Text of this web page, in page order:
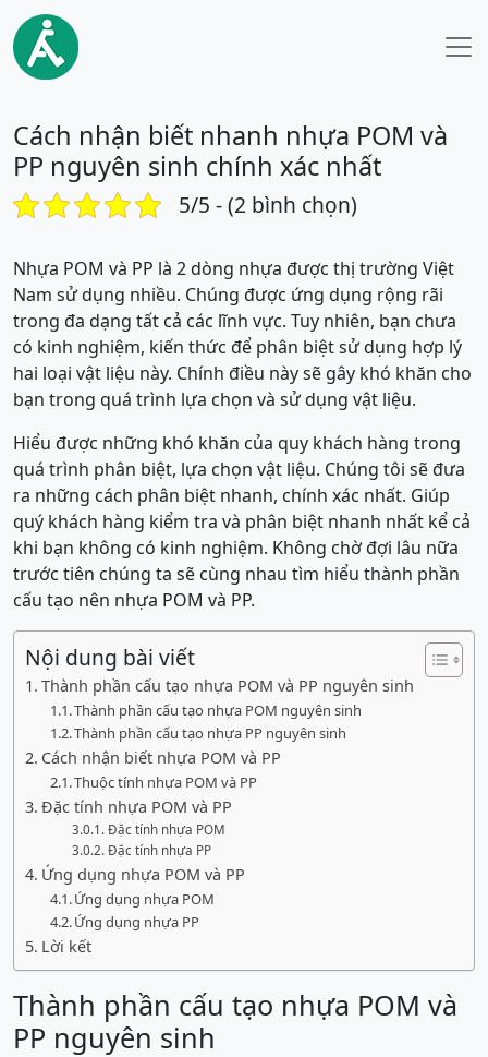
Cách nhận biết nhanh nhựa POM và
PP nguyên sinh chính xác nhất
5/5 - (2 bình chọn)
Nhựa POM và PP là 2 dòng nhựa được thị trường Việt
Nam sử dụng nhiều. Chúng được ứng dụng rộng rãi
trong đa dạng tất cả các lĩnh vực. Tuy nhiên, bạn chưa
có kinh nghiệm, kiến thức để phân biệt sử dụng hợp lý
hai loại vật liệu này. Chính điều này sẽ gây khó khăn cho
bạn trong quá trình lựa chọn và sử dụng vật liệu.
Hiểu được những khó khăn của quy khách hàng trong
quá trình phân biệt, lựa chọn vật liệu. Chúng tôi sẽ đưa
ra những cách phân biệt nhanh, chính xác nhất. Giúp
quý khách hàng kiểm tra và phân biệt nhanh nhất kể cả
khi bạn không có kinh nghiệm. Không chờ đợi lâu nữa
trước tiên chúng ta sẽ cùng nhau tìm hiểu thành phần
cấu tạo nên nhựa POM và PP.
Nội dung bài viết
Thành phần cấu tạo nhựa POM và PP nguyên sinh
Thành phần cấu tạo nhựa POM nguyên sinh
Thành phần cấu tạo nhựa PP nguyên sinh
Cách nhận biết nhựa POM và PP
Thuộc tính nhựa POM và PP
Đặc tính nhựa POM và PP
Đặc tính nhựa POM
Đặc tính nhựa PP
Ứng dụng nhựa POM và PP
Ứng dụng nhựa POM
Ứng dụng nhựa PP
Lời kết
Thành phần cấu tạo nhựa POM và
PP nguyên sinh